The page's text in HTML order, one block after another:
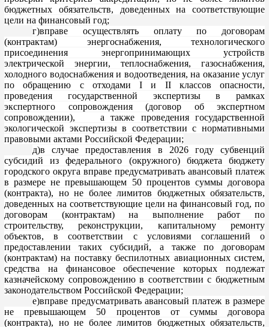
бюджетных обязательств, доведенных на соответствующие
цели на финансовый год;
г)вправе осуществлять оплату по договорам
(контрактам) энергоснабжения, технологического
присоединения энергопринимающихустройств
электрической энергии, теплоснабжения, газоснабжения,
холодного водоснабжения и водоотведения, на оказание услуг
по обращению с отходами I и II классов опасности,
проведения государственной экспертизы в рамках
экспертного сопровождения (договор об экспертном
сопровождении), а также проведения государственной
экологической экспертизы в соответствии с нормативными
правовыми актами Российской Федерации;
д)в случае предоставления в 2026 году субвенций
субсидий из федерального (окружного) бюджета бюджету
городского округа вправе предусматривать авансовый платеж
в размерене превышающем 50 процентов суммы договора
(контракта), но не более лимитов бюджетных обязательств,
доведенных на соответствующие цели на финансовый год, по
договорам (контрактам) на выполнение работ по
строительству, реконструкции, капитальному ремонту
объектов, в соответствии с условиями соглашений о
предоставлении таких субсидий, а также по договорам
(контрактам) на поставку беспилотных авиационных систем,
средства на финансовое обеспечение которых подлежат
казначейскому сопровождению в соответствии с бюджетным
законодательством Российской Федерации;
e)вправе предусматривать авансовый платеж в размере
не превышающем 50 процентов от суммы договора
(контракта), но не более лимитов бюджетных обязательств,